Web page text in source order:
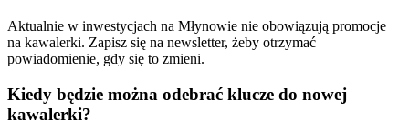
Aktualnie w inwestycjach na Młynowie nie obowiązują promocje
na kawalerki. Zapisz się na newsletter, żeby otrzymać
powiadomienie, gdy się to zmieni.
Kiedy będzie można odebrać klucze do nowej
kawalerki?